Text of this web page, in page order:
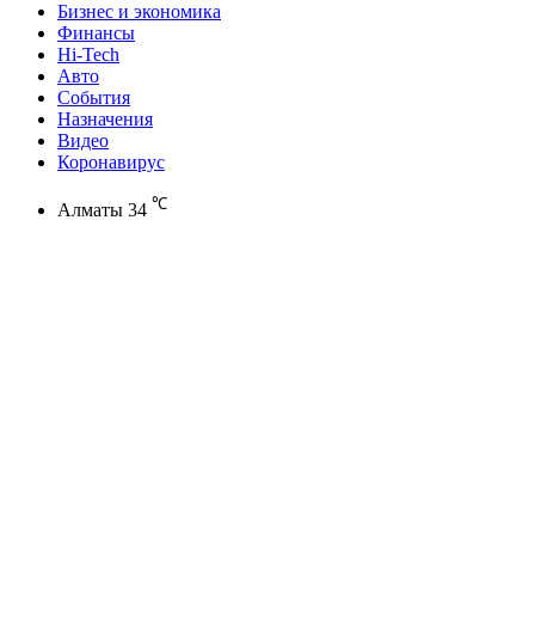
Бизнес и экономика
Финансы
Hi-Tech
Авто
События
Назначения
Видео
Коронавирус
Алматы 34 ℃